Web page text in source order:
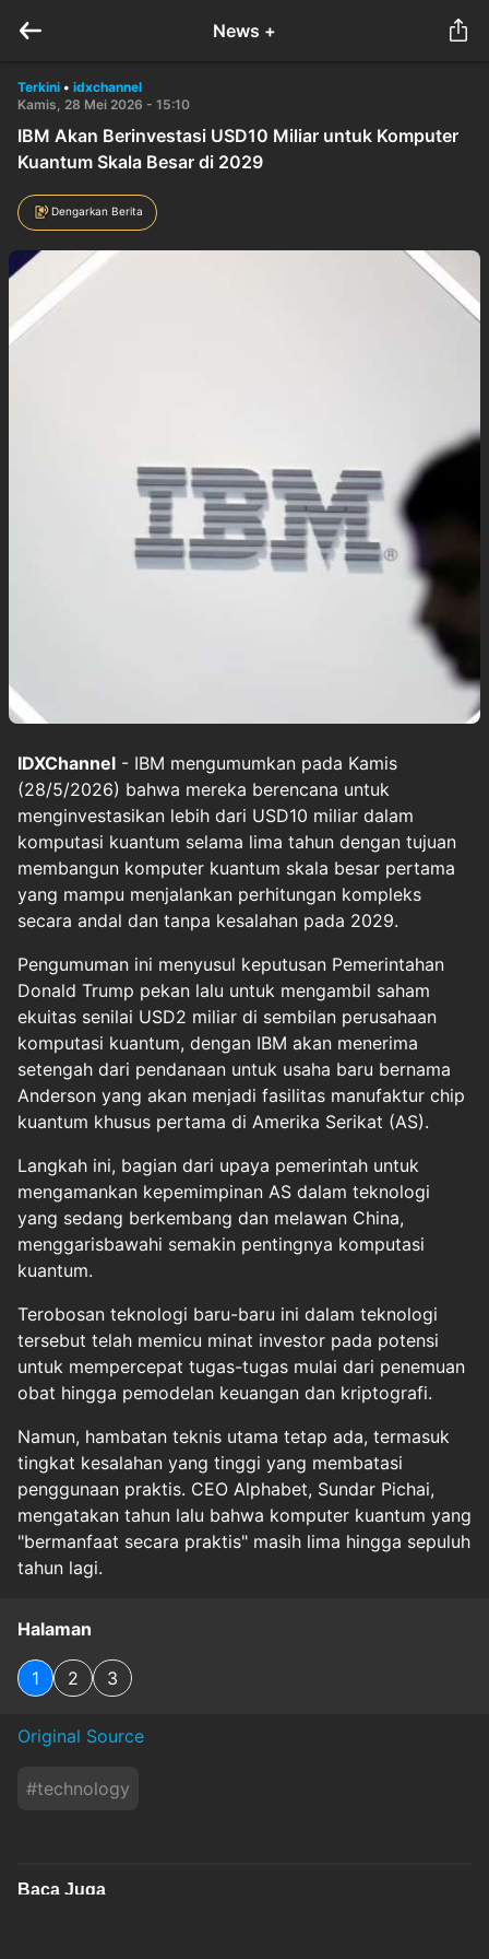
News +
Terkini • idxchannel
Kamis, 28 Mei 2026 - 15:10
IBM Akan Berinvestasi USD10 Miliar untuk Komputer
Kuantum Skala Besar di 2029
Dengarkan Berita
IDXChannel - IBM mengumumkan pada Kamis
(28/5/2026) bahwa mereka berencana untuk
menginvestasikan lebih dari USD10 miliar dalam
komputasi kuantum selama lima tahun dengan tujuan
membangun komputer kuantum skala besar pertama
yang mampu menjalankan perhitungan kompleks
secara andal dan tanpa kesalahan pada 2029.
Pengumuman ini menyusul keputusan Pemerintahan
Donald Trump pekan lalu untuk mengambil saham
ekuitas senilai USD2 miliar di sembilan perusahaan
komputasi kuantum, dengan IBM akan menerima
setengah dari pendanaan untuk usaha baru bernama
Anderson yang akan menjadi fasilitas manufaktur chip
kuantum khusus pertama di Amerika Serikat (AS).
Langkah ini, bagian dari upaya pemerintah untuk
mengamankan kepemimpinan AS dalam teknologi
yang sedang berkembang dan melawan China,
menggarisbawahi semakin pentingnya komputasi
kuantum.
Terobosan teknologi baru-baru ini dalam teknologi
tersebut telah memicu minat investor pada potensi
untuk mempercepat tugas-tugas mulai dari penemuan
obat hingga pemodelan keuangan dan kriptografi.
Namun, hambatan teknis utama tetap ada, termasuk
tingkat kesalahan yang tinggi yang membatasi
penggunaan praktis. CEO Alphabet, Sundar Pichai,
mengatakan tahun lalu bahwa komputer kuantum yang
"bermanfaat secara praktis" masih lima hingga sepuluh
tahun lagi.
Halaman
1 2 3
Original Source
#technology
Baca Juga